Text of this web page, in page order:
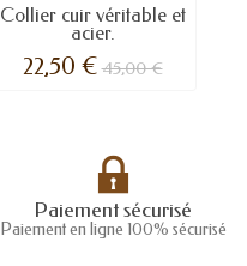
Collier cuir véritable et
acier.
22,50 €45,00 €
Paiement sécurisé
Paiement en ligne 100% sécurisé